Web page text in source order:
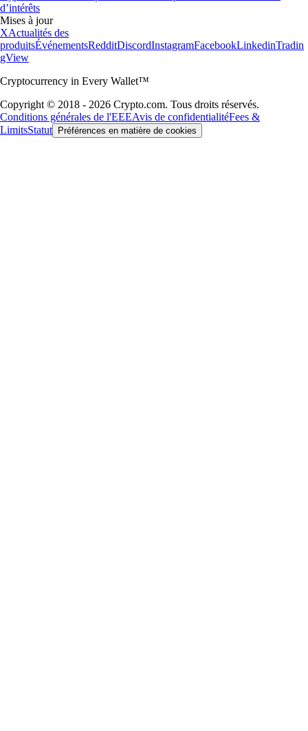
d’intérêts
Mises à jour
XActualités des
produitsÉvénementsRedditDiscordInstagramFacebookLinkedinTradin
gView
Cryptocurrency in Every Wallet™
Copyright © 2018 - 2026 Crypto.com. Tous droits réservés.
Conditions générales de l'EEEAvis de confidentialitéFees &
LimitsStatut Préférences en matière de cookies